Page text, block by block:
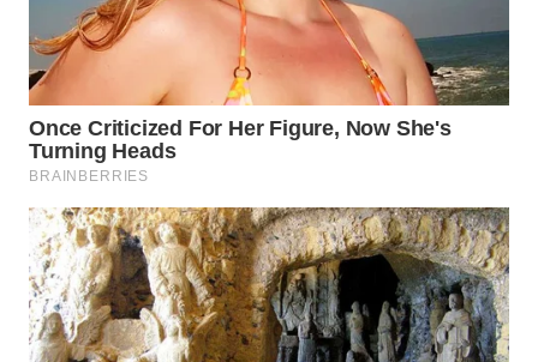
WAHANANEWS
CO ID
WAHANANEWS
NET
WAHANA
SPORT
WAHANA
UMKM